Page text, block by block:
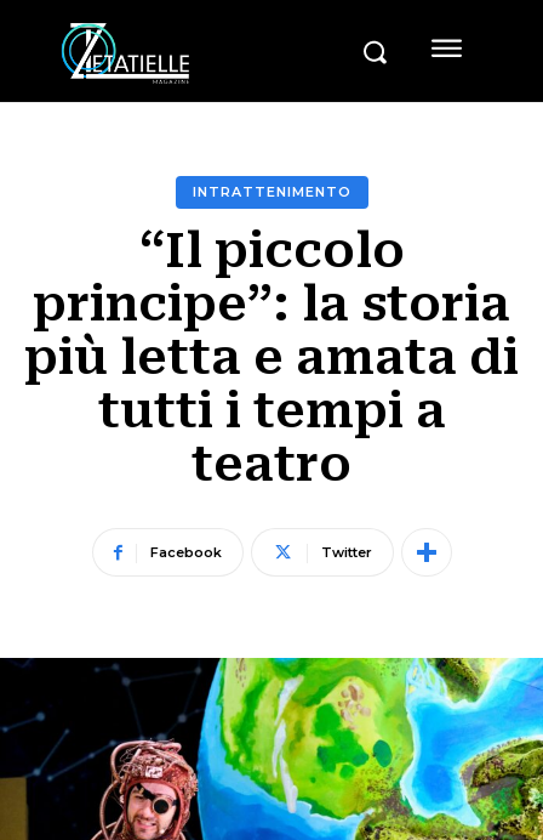
INTRATTENIMENTO
“Il piccolo
principe”: la storia
più letta e amata di
tutti i tempi a
teatro
Facebook Twitter